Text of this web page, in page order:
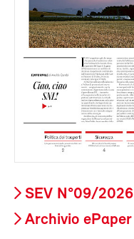
SEV N°09/2026
Archivio ePaper